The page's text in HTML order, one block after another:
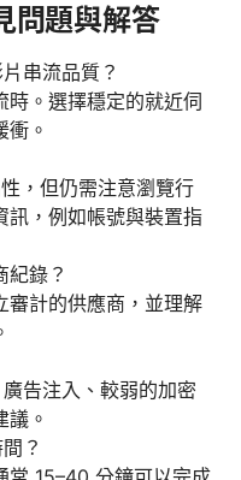
問題與解答
串流品質？
時。選擇穩定的就近伺
衝。
，但仍需注意瀏覽行
訊，例如帳號與裝置指
紀錄？
審計的供應商，並理解
告注入、較弱的加密
。
？